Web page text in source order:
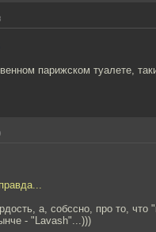
парижском туалете,
а, собссно, про то, что
- "Lavash"...)))